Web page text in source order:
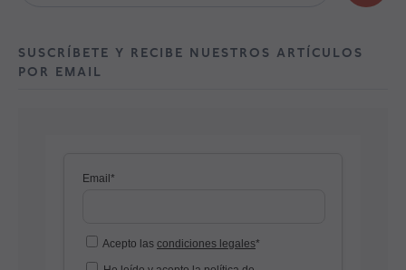
SUSCRÍBETE Y RECIBE NUESTROS ARTÍCULOS
POR EMAIL